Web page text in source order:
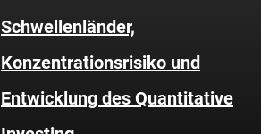
Schwellenländer,
Konzentrationsrisiko und
Entwicklung des Quantitative